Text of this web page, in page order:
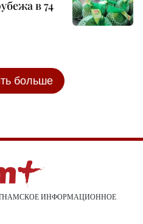
в 74
больше
ИНФОРМАЦИОННОЕ